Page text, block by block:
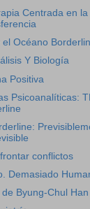
Centrada en la
el Océano
Y Biología
Positiva
Psicoanalíticas:
conflictos
Demasiado
de Byung-Chul Han